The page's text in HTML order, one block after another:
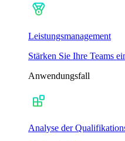
Leistungsmanagement
Stärken Sie Ihre Teams
Anwendungsfall
Analyse der